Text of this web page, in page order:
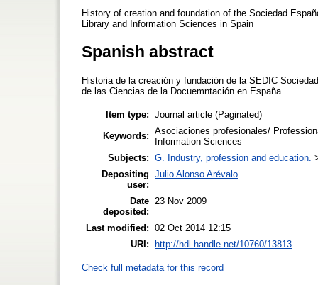
History of creation and foundation of the Sociedad
Library and Information Sciences in Spain
Spanish abstract
Historia de la creación y fundación de la SEDIC
de las Ciencias de la Docuemntación en España
Item type: Journal article (Paginated)
Keywords: Asociaciones profesionales/
Information Sciences
Subjects: G. Industry, profession and education.
Depositing
user:
Julio Alonso Arévalo
Date
deposited:
23 Nov 2009
Last modified: 02 Oct 2014 12:15
URI:
http://hdl.handle.net/10760/13813
Check full metadata for this record